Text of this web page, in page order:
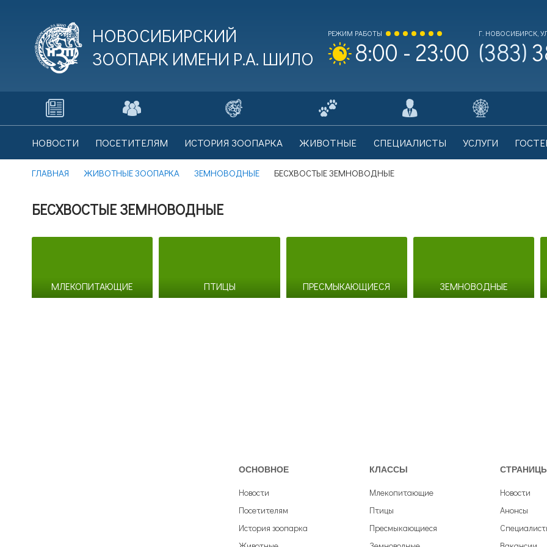
НОВОСИБИРСКИЙ
ЗООПАРК ИМЕНИ Р.А. ШИЛО
РЕЖИМ РАБОТЫ
8:00 - 23:00
Г. НОВОСИБИРСК,
(383)
Цена билета: 700 рублей.
Согласие на обработкуперсональных данных
Согласие справилами поведения в зоопарке
НОВОСТИ ПОСЕТИТЕЛЯМ ИСТОРИЯ ЗООПАРКА ЖИВОТНЫЕ СПЕЦИАЛИСТЫ УСЛУГИ
ГЛАВНАЯ ЖИВОТНЫЕ ЗООПАРКА ЗЕМНОВОДНЫЕ БЕСХВОСТЫЕ ЗЕМНОВОДНЫЕ
БЕСХВОСТЫЕ ЗЕМНОВОДНЫЕ
МЛЕКОПИТАЮЩИЕ ПТИЦЫ ПРЕСМЫКАЮЩИЕСЯ ЗЕМНОВОДНЫЕ
ОСНОВНОЕ
Новости
Посетителям
История зоопарка
КЛАССЫ
Млекопитающие
Птицы
Пресмыкающиеся
Новости
Анонсы